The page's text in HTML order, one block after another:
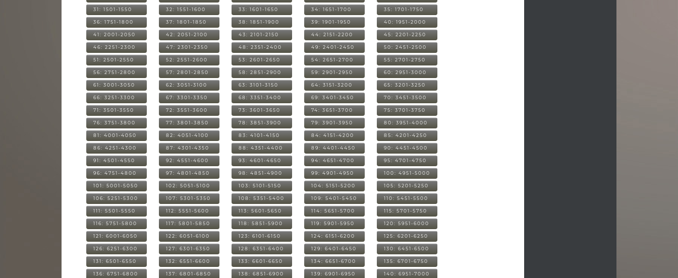
31: 1501-1550 32: 1551-1600 33: 1601-1650 34: 1651-1700 35: 1701-1750
36: 1751-1800 37: 1801-1850 38: 1851-1900 39: 1901-1950 40: 1951-2000
41: 2001-2050 42: 2051-2100 43: 2101-2150 44: 2151-2200 45: 2201-2250
46: 2251-2300 47: 2301-2350 48: 2351-2400 49: 2401-2450 50: 2451-2500
51: 2501-2550 52: 2551-2600 53: 2601-2650 54: 2651-2700 55: 2701-2750
56: 2751-2800 57: 2801-2850 58: 2851-2900 59: 2901-2950 60: 2951-3000
61: 3001-3050 62: 3051-3100 63: 3101-3150 64: 3151-3200 65: 3201-3250
66: 3251-3300 67: 3301-3350 68: 3351-3400 69: 3401-3450 70: 3451-3500
71: 3501-3550 72: 3551-3600 73: 3601-3650 74: 3651-3700 75: 3701-3750
76: 3751-3800 77: 3801-3850 78: 3851-3900 79: 3901-3950 80: 3951-4000
81: 4001-4050 82: 4051-4100 83: 4101-4150 84: 4151-4200 85: 4201-4250
86: 4251-4300 87: 4301-4350 88: 4351-4400 89: 4401-4450 90: 4451-4500
91: 4501-4550 92: 4551-4600 93: 4601-4650 94: 4651-4700 95: 4701-4750
96: 4751-4800 97: 4801-4850 98: 4851-4900 99: 4901-4950 100: 4951-5000
101: 5001-5050 102: 5051-5100 103: 5101-5150 104: 5151-5200 105: 5201-5250
106: 5251-5300 107: 5301-5350 108: 5351-5400 109: 5401-5450 110: 5451-5500
111: 5501-5550 112: 5551-5600 113: 5601-5650 114: 5651-5700 115: 5701-5750
116: 5751-5800 117: 5801-5850 118: 5851-5900 119: 5901-5950 120: 5951-6000
121: 6001-6050 122: 6051-6100 123: 6101-6150 124: 6151-6200 125: 6201-6250
126: 6251-6300 127: 6301-6350 128: 6351-6400 129: 6401-6450 130: 6451-6500
131: 6501-6550 132: 6551-6600 133: 6601-6650 134: 6651-6700 135: 6701-6750
136: 6751-6800 137: 6801-6850 138: 6851-6900 139: 6901-6950 140: 6951-7000